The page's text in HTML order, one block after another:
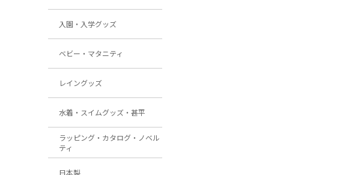
入園・入学グッズ
ベビー・マタニティ
レイングッズ
水着・スイムグッズ・甚平
ラッピング・カタログ・ノベル
ティ
日本製